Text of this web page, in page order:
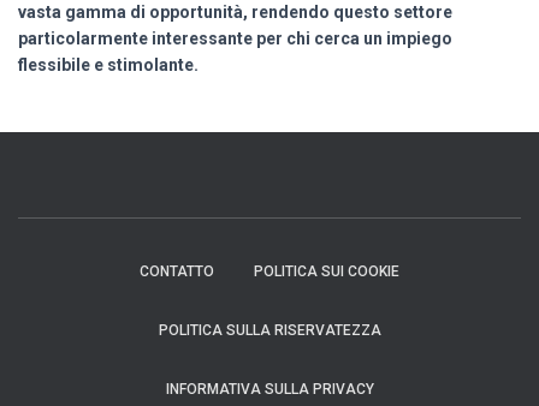
vasta gamma di opportunità, rendendo questo settore
particolarmente interessante per chi cerca un impiego
flessibile e stimolante.
CONTATTO POLITICA SUI COOKIE
POLITICA SULLA RISERVATEZZA
INFORMATIVA SULLA PRIVACY